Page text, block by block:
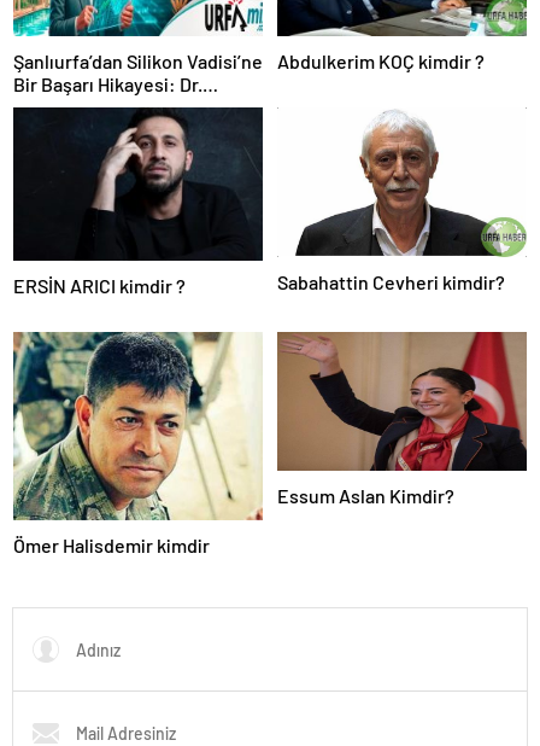
Şanlıurfa’dan Silikon Vadisi’ne
Bir Başarı Hikayesi: Dr.
Mahmut Kurşun Kimdir?
Abdulkerim KOÇ kimdir ?
ERSİN ARICI kimdir ? Sabahattin Cevheri kimdir?
Ömer Halisdemir kimdir
Essum Aslan Kimdir?